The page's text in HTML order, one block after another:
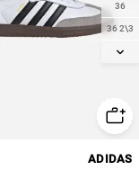
36
36 2\3
37 1\3
40
ADIDAS